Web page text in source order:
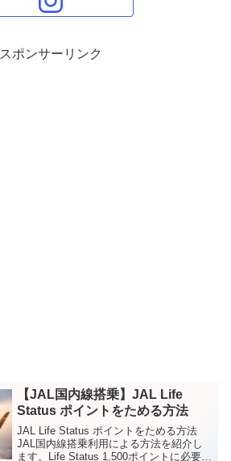
スポンサーリンク
【JAL国内線搭乗】JAL Life
Status ポイントをためる方法
JAL Life Status ポイントをためる方法
JAL国内線搭乗利用による方法を紹介し
ます。Life Status 1,500ポイントに必要な